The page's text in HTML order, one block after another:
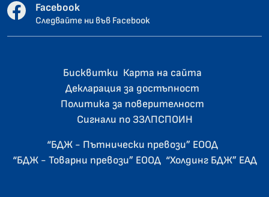
Facebook
Следвайте ни във Facebook
Бисквитки Карта на сайта
Декларация за достъпност
Политика за поверителност
Сигнали по ЗЗЛПСПОИН
“БДЖ - Пътнически превози” ЕООД
“БДЖ - Товарни превози” ЕООД “Холдинг БДЖ” ЕАД